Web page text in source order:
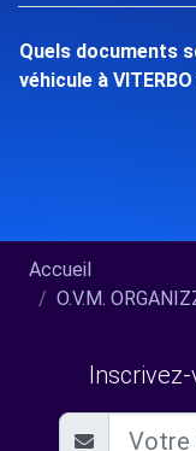
Quels documents
véhicule à VITERBO
Accueil
O.V.M.